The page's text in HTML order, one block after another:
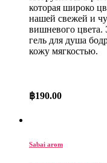
которая широко
нашей свежей и
вишневого цвета.
гель для душа
кожу мягкостью.
฿190.00
Sabai arom